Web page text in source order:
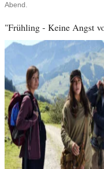
Abend.
"Frühling - Keine Angst